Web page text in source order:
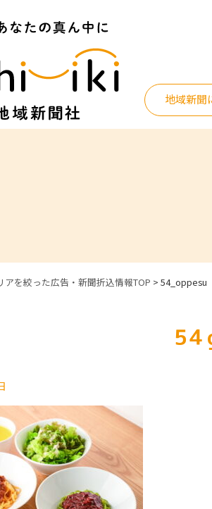
地域新聞
アを絞った広告・新聞折込情報TOP >54_oppesu